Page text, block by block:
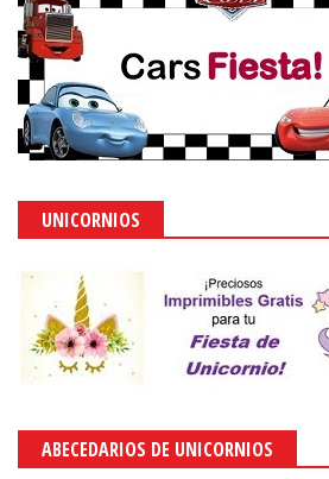
UNICORNIOS
ABECEDARIOS DE UNICORNIOS